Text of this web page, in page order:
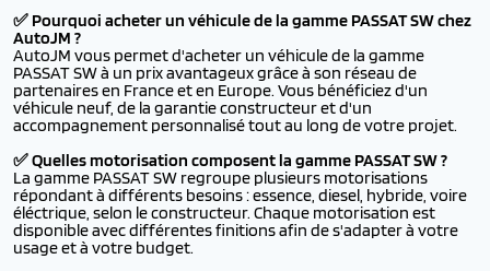
✅ Pourquoi acheter un véhicule de la gamme PASSAT SW chez
AutoJM ?
AutoJM vous permet d'acheter un véhicule de la gamme
PASSAT SW à un prix avantageux grâce à son réseau de
partenaires en France et en Europe. Vous bénéficiez d'un
véhicule neuf, de la garantie constructeur et d'un
accompagnement personnalisé tout au long de votre projet.
✅ Quelles motorisation composent la gamme PASSAT SW ?
La gamme PASSAT SW regroupe plusieurs motorisations
répondant à différents besoins : essence, diesel, hybride, voire
éléctrique, selon le constructeur. Chaque motorisation est
disponible avec différentes finitions afin de s'adapter à votre
usage et à votre budget.